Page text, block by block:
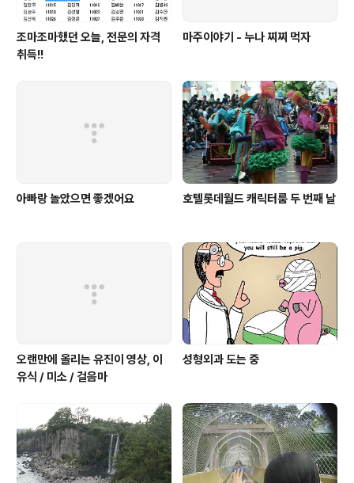
조마조마했던 오늘, 전문의 자격
취득!!
마주이야기 - 누나 찌찌 먹자
아빠랑 놀았으면 좋겠어요 호텔롯데월드 캐릭터룸 두 번째 날
오랜만에 올리는 유진이 영상, 이
유식 / 미소 / 걸음마
성형외과 도는 중